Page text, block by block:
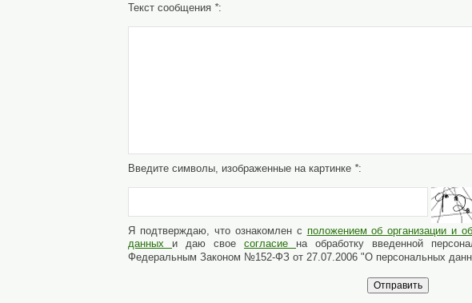
Текст сообщения *:
Введите символы, изображенные на картинке *:
Я подтверждаю, что ознакомлен с положением об организации и
данных и даю свое согласие на обработку введенной
Федеральным Законом №152-ФЗ от 27.07.2006 "О персональных